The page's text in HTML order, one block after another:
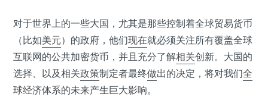
对于世界上的一些大国，尤其是那些控制着全球贸易货币
（比如美元）的政府，他们现在就必须关注所有覆盖全球
互联网的公共加密货币，并且充分了解相关创新。大国的
选择、以及相关政策制定者最终做出的决定，将对我们全
球经济体系的未来产生巨大影响。